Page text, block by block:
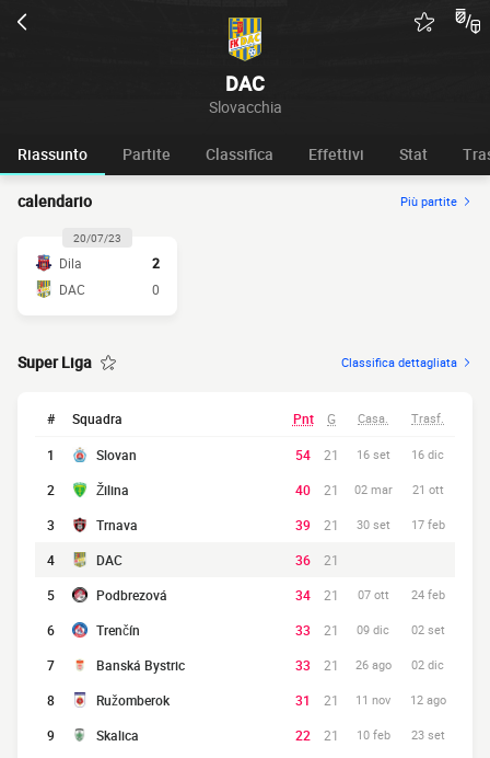
DAC
Slovacchia
Riassunto Partite Classifica Effettivi Stat
calendario Più partite
20/07/23
Dila
2
DAC
0
Super Liga Classifica dettagliata
# Squadra Pnt G Casa. Trasf.
1 Slovan 54 21 16 set 16 dic
2 Žilina 40 21 02 mar 21 ott
3 Trnava 39 21 30 set 17 feb
4 DAC 36
21
5
Podbrezová 34 21 07 ott 24 feb
6 Trenčín 33 21 09 dic 02 set
7 Banská Bystric 33 21 26 ago 02 dic
8 Ružomberok 31 21 11 nov 12 ago
9 Skalica 22 21 10 feb 23 set